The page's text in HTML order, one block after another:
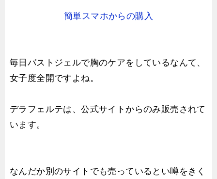
簡単スマホからの購入
毎日バストジェルで胸のケアをしているなんて、
女子度全開ですよね。
デラフェルテは、公式サイトからのみ販売されて
います。
なんだか別のサイトでも売っているとい噂をきく